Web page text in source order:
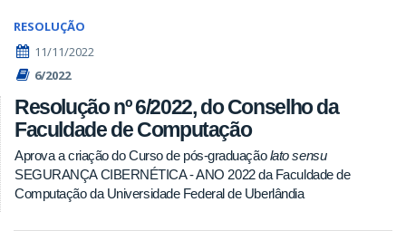
RESOLUÇÃO
11/11/2022
6/2022
Resolução nº 6/2022, do Conselho da
Faculdade de Computação
Aprova a criação do Curso de pós-graduaçãolato sensu
SEGURANÇA CIBERNÉTICA - ANO 2022 da Faculdade de
Computação da Universidade Federal de Uberlândia